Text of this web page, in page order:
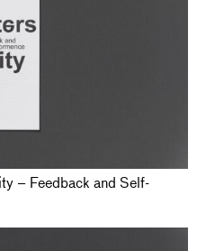
– Feedback and Self-